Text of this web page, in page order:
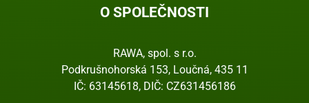
O SPOLEČNOSTI
RAWA, spol. s r.o.
Podkrušnohorská 153, Loučná, 435 11
IČ: 63145618, DIČ: CZ631456186